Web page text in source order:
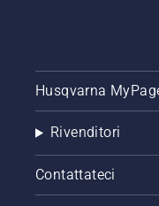
Husqvarna
Rivenditori
Contattateci